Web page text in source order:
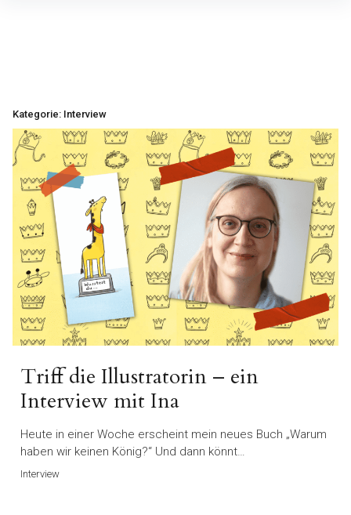
Kategorie: Interview
Triff die Illustratorin – ein
Interview mit Ina
Heute in einer Woche erscheint mein neues Buch „Warum
haben wir keinen König?“ Und dann könnt…
Interview